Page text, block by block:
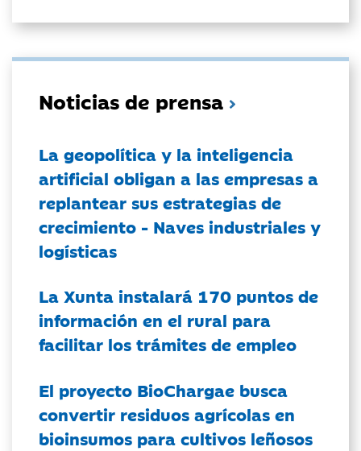
Noticias de prensa
La geopolítica y la inteligencia
artificial obligan a las empresas a
replantear sus estrategias de
crecimiento - Naves industriales y
logísticas
La Xunta instalará 170 puntos de
información en el rural para
facilitar los trámites de empleo
El proyecto BioChargae busca
convertir residuos agrícolas en
bioinsumos para cultivos leñosos